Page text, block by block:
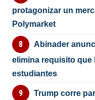
protagonizar un
Polymarket
Abinader
elimina requisito que
estudiantes
Trump corre